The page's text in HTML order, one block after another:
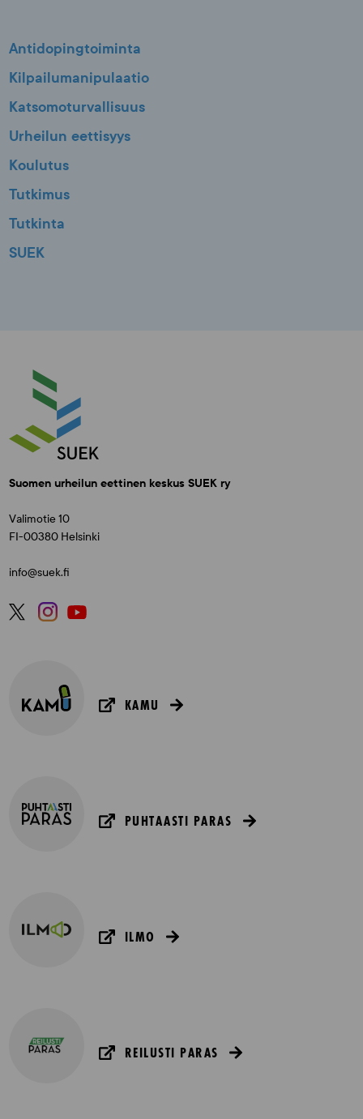
Antidopingtoiminta
Kilpailumanipulaatio
Katsomoturvallisuus
Urheilun eettisyys
Koulutus
Tutkimus
Tutkinta
SUEK
Suomen urheilun eettinen keskus SUEK ry
Valimotie 10
FI-00380 Helsinki
info@suek.fi
KAMU
PUHTAASTI PARAS
ILMO
REILUSTI PARAS